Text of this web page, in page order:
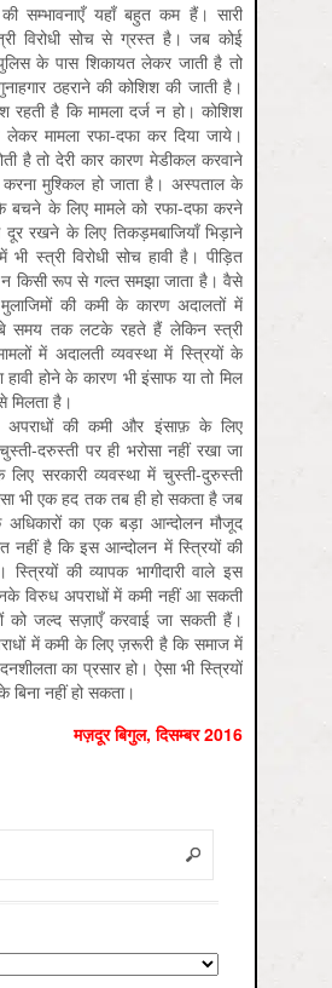
सम्भावनाएँ यहाँ बहुत कम हैं। सारी
विरोधी सोच से ग्रस्त है। जब कोई
के पास शिकायत लेकर जाती है तो
ठहराने की कोशिश की जाती है।
रहती है कि मामला दर्ज न हो। कोशिश
मामला रफा-दफा कर दिया जाये।
है तो देरी कार कारण मेडीकल करवाने
करना मुश्किल हो जाता है। अस्पताल के
बचने के लिए मामले को रफा-दफा करने
रखने के लिए तिकड़मबाजियाँ भिड़ाने
स्त्री विरोधी सोच हावी है। पीड़ित
न किसी रूप से गल्त समझा जाता है। वैसे
की कमी के कारण अदालतों में
समय तक लटके रहते हैं लेकिन स्त्री
में अदालती व्यवस्था में स्त्रियों के
होने के कारण भी इंसाफ या तो मिल
मिलता है।
अपराधों की कमी और इंसाफ़ के लिए
दरुस्ती पर ही भरोसा नहीं रखा जा
सरकारी व्यवस्था में चुस्ती-दुरुस्ती
भी एक हद तक तब ही हो सकता है जब
का एक बड़ा आन्दोलन मौजूद
है कि इस आन्दोलन में स्त्रियों की
स्त्रियों की व्यापक भागीदारी वाले इस
विरुध अपराधों में कमी नहीं आ सकती
को जल्द सज़ाएँ करवाई जा सकती हैं।
में कमी के लिए ज़रूरी है कि समाज में
का प्रसार हो। ऐसा भी स्त्रियों
नहीं हो सकता।
मज़दूर बिगुल, दिसम्‍बर 2016